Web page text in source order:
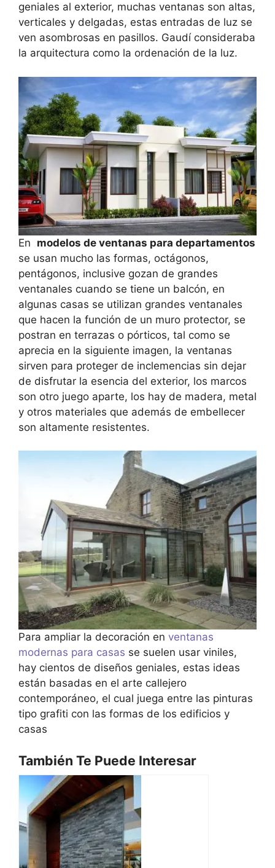
geniales al exterior, muchas ventanas son altas,
verticales y delgadas, estas entradas de luz se
ven asombrosas en pasillos. Gaudí consideraba
la arquitectura como la ordenación de la luz.
En modelos de ventanas para departamentos
se usan mucho las formas, octágonos,
pentágonos, inclusive gozan de grandes
ventanales cuando se tiene un balcón, en
algunas casas se utilizan grandes ventanales
que hacen la función de un muro protector, se
postran en terrazas o pórticos, tal como se
aprecia en la siguiente imagen, la ventanas
sirven para proteger de inclemencias sin dejar
de disfrutar la esencia del exterior, los marcos
son otro juego aparte, los hay de madera, metal
y otros materiales que además de embellecer
son altamente resistentes.
Para ampliar la decoración en ventanas
modernas para casas se suelen usar viniles,
hay cientos de diseños geniales, estas ideas
están basadas en el arte callejero
contemporáneo, el cual juega entre las pinturas
tipo grafiti con las formas de los edificios y
casas
También Te Puede Interesar